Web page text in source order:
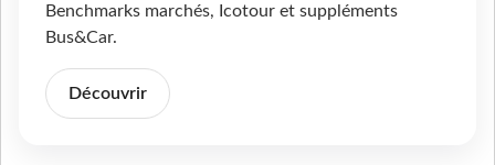
Benchmarks marchés, Icotour et suppléments
Bus&Car.
Découvrir